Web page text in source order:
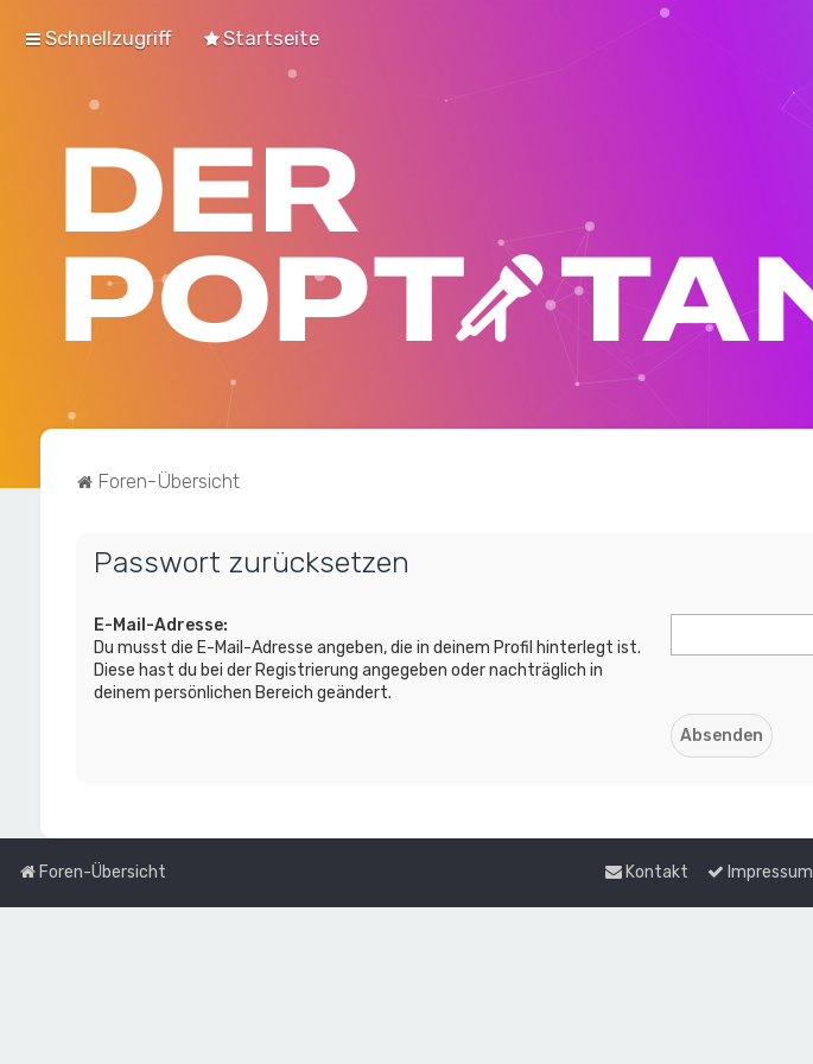
Schnellzugriff Startseite
Foren-Übersicht
Passwort zurücksetzen
E-Mail-Adresse:
Du musst die E-Mail-Adresse angeben, die in deinem Profil hinterlegt ist.
Diese hast du bei der Registrierung angegeben oder nachträglich in
deinem persönlichen Bereich geändert.
Foren-Übersicht Impressum
Kontakt